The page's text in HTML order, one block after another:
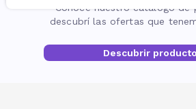
Conocé nuestro catálogo de
descubrí las ofertas que
Descubrir